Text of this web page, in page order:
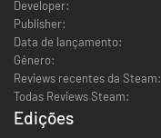
Developer:
Publisher:
Data de lançamento:
Género:
Reviews recentes da Steam:
Todas Reviews Steam:
Edições